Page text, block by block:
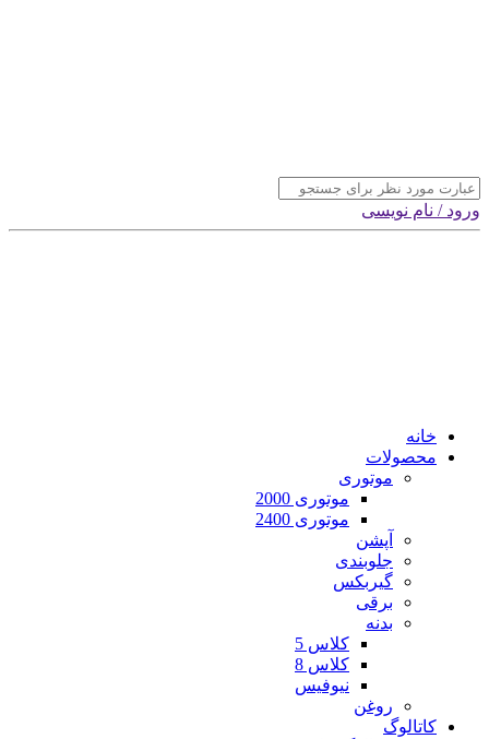
ورود / نام نویسی
خانه
محصولات
موتوری
موتوری 2000
موتوری 2400
آپشن
جلوبندی
گیربکس
برقی
بدنه
کلاس 5
کلاس 8
نیوفیس
روغن
کاتالوگ